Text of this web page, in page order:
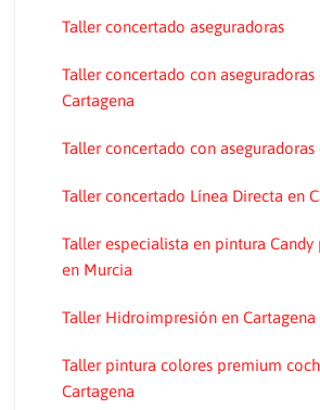
Taller concertado aseguradoras
Taller concertado con aseguradoras
Cartagena
Taller concertado con aseguradoras
Taller concertado Línea Directa en
Taller especialista en pintura Candy
en Murcia
Taller Hidroimpresión en Cartagena
Taller pintura colores premium
Cartagena